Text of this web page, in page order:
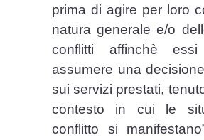
prima di agire per loro
natura generale e/o
conflitti affinchè essi
assumere una
sui servizi prestati,
contesto in cui le
conflitto si